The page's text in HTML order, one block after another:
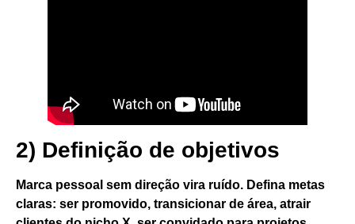
2) Definição de objetivos
Marca pessoal sem direção vira ruído. Defina metas
claras: ser promovido, transicionar de área, atrair